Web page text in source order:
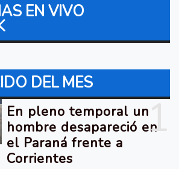
EN VIVO
DEL MES
1
En pleno temporal un
hombre desapareció en
el Paraná frente a
Corrientes